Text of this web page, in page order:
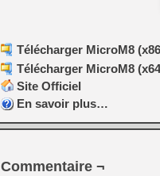
Télécharger MicroM8
Télécharger MicroM8
Site Officiel
En savoir plus…
Commentaire ¬